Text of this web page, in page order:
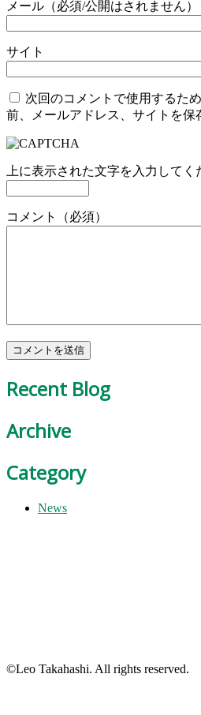
メール（必須/公開はされません）
サイト
次回のコメントで使用するた
前、メールアドレス、サイトを保
上に表示された文字を入力してく
コメント（必須）
Recent Blog
Archive
Category
News
©Leo Takahashi. All rights reserved.